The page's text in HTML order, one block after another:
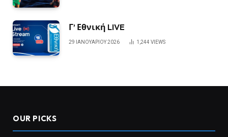
Γ’ Εθνική LIVE
29 ΙΑΝΟΥΑΡΊΟΥ 2026 1,244 VIEWS
OUR PICKS